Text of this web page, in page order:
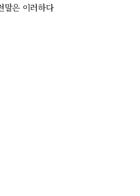
말은 이러하다